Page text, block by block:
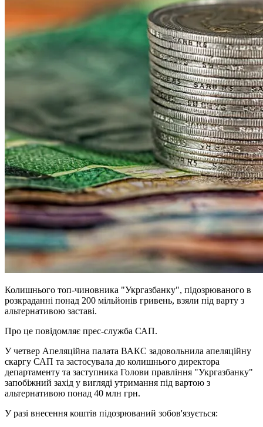
Колишнього топ-чиновника "Укргазбанку", підозрюваного в
розкраданні понад 200 мільйонів гривень, взяли під варту з
альтернативою заставі.
Про це повідомляє прес-служба САП.
У четвер Апеляційна палата ВАКС задовольнила апеляційну
скаргу САП та застосувала до колишнього директора
департаменту та заступника Голови правління "Укргазбанку"
запобіжний захід у вигляді утримання під вартою з
альтернативою понад 40 млн грн.
У разі внесення коштів підозрюваний зобов'язується: